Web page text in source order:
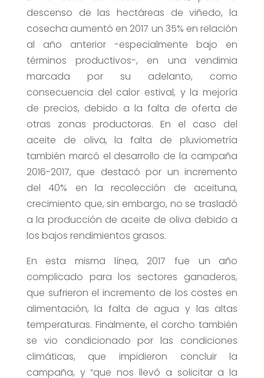
descenso de las hectáreas de viñedo, la
cosecha aumentó en 2017 un 35% en relación
al año anterior -especialmente bajo en
términos productivos-, en una vendimia
marcada por su adelanto, como
consecuencia del calor estival, y la mejoría
de precios, debido a la falta de oferta de
otras zonas productoras. En el caso del
aceite de oliva, la falta de pluviometría
también marcó el desarrollo de la campaña
2016-2017, que destacó por un incremento
del 40% en la recolección de aceituna,
crecimiento que, sin embargo, no se trasladó
a la producción de aceite de oliva debido a
los bajos rendimientos grasos.
En esta misma línea, 2017 fue un año
complicado para los sectores ganaderos,
que sufrieron el incremento de los costes en
alimentación, la falta de agua y las altas
temperaturas. Finalmente, el corcho también
se vio condicionado por las condiciones
climáticas, que impidieron concluir la
campaña, y “que nos llevó a solicitar a la